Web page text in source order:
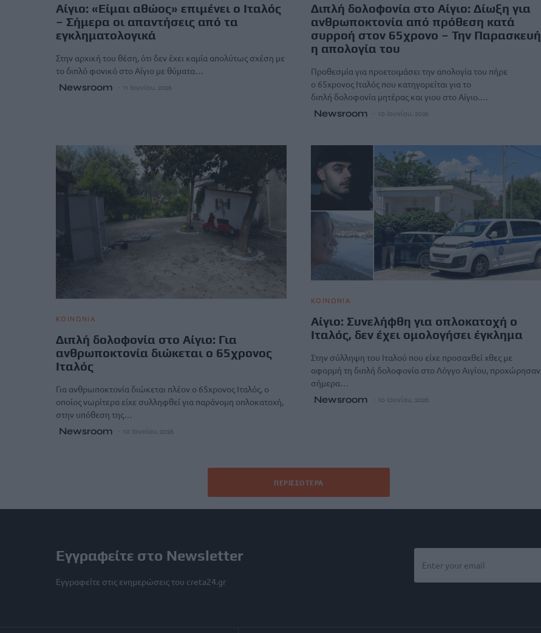
Αίγιο: «Είμαι αθώος» επιμένει ο Ιταλός
– Σήμερα οι απαντήσεις από τα
εγκληματολογικά
Στην αρχική του θέση, ότι δεν έχει καμία απολύτως σχέση με
το διπλό φονικό στο Αίγιο με θύματα…
Newsroom 11 Ιουνίου, 2026
Διπλή δολοφονία στο Αίγιο: Δίωξη για
ανθρωποκτονία από πρόθεση κατά
συρροή στον 65χρονο – Την Παρασκευή
η απολογία του
Προθεσμία για προετοιμάσει την απολογία του πήρε
ο 65χρονος Ιταλός που κατηγορείται για το
διπλή δολοφονία μητέρας και γιου στο Αίγιο.…
Newsroom 10 Ιουνίου, 2026
ΚΟΙΝΩΝΙΑ
Διπλή δολοφονία στο Αίγιο: Για
ανθρωποκτονία διώκεται ο 65χρονος
Ιταλός
Για ανθρωποκτονία διώκεται πλέον ο 65χρονος Ιταλός, ο
οποίος νωρίτερα είχε συλληφθεί για παράνομη οπλοκατοχή,
στην υπόθεση της…
Newsroom 10 Ιουνίου, 2026
ΚΟΙΝΩΝΙΑ
Αίγιο: Συνελήφθη για οπλοκατοχή ο
Ιταλός, δεν έχει ομολογήσει έγκλημα
Στην σύλληψη του Ιταλού που είχε προσαχθεί χθες με
αφορμή τη διπλή δολοφονία στο Λόγγο Αιγίου, προχώρησαν
σήμερα…
Newsroom 10 Ιουνίου, 2026
ΠΕΡΙΣΣΌΤΕΡΑ
Εγγραφείτε στο Newsletter
Εγγραφείτε στις ενημερώσεις του creta24.gr